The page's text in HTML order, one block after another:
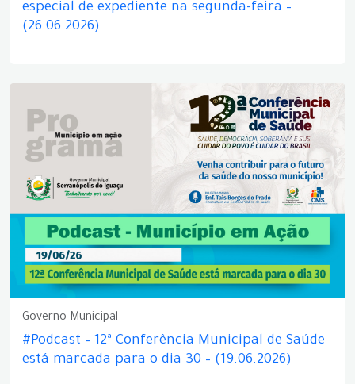
especial de expediente na segunda-feira –
(26.06.2026)
Governo Municipal
#Podcast – 12ª Conferência Municipal de Saúde
está marcada para o dia 30 – (19.06.2026)